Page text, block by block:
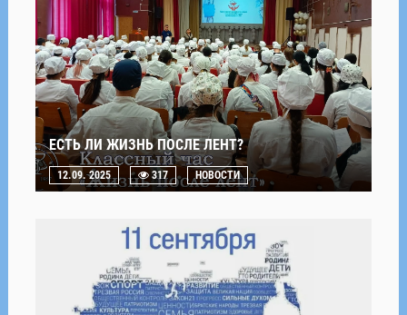
ЕСТЬ ЛИ ЖИЗНЬ ПОСЛЕ ЛЕНТ?
12.09. 2025 317 НОВОСТИ